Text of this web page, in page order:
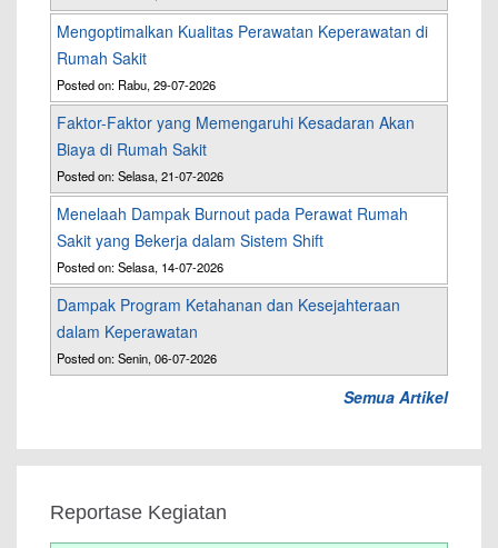
Mengoptimalkan Kualitas Perawatan Keperawatan di
Rumah Sakit
Posted on: Rabu, 29-07-2026
Faktor-Faktor yang Memengaruhi Kesadaran Akan
Biaya di Rumah Sakit
Posted on: Selasa, 21-07-2026
Menelaah Dampak Burnout pada Perawat Rumah
Sakit yang Bekerja dalam Sistem Shift
Posted on: Selasa, 14-07-2026
Dampak Program Ketahanan dan Kesejahteraan
dalam Keperawatan
Posted on: Senin, 06-07-2026
Semua Artikel
Reportase Kegiatan